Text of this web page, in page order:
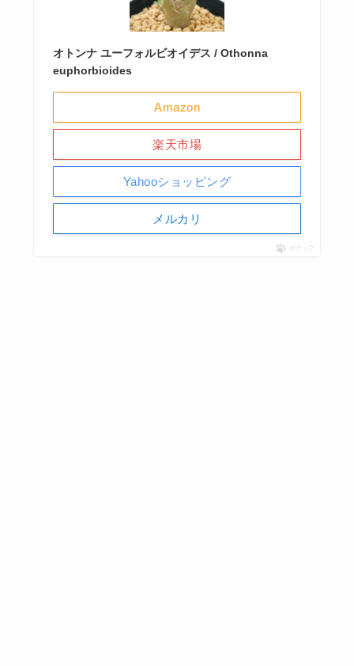
オトンナ ユーフォルビオイデス / Othonna
euphorbioides
Amazon
楽天市場
Yahooショッピング
メルカリ
ポチップ